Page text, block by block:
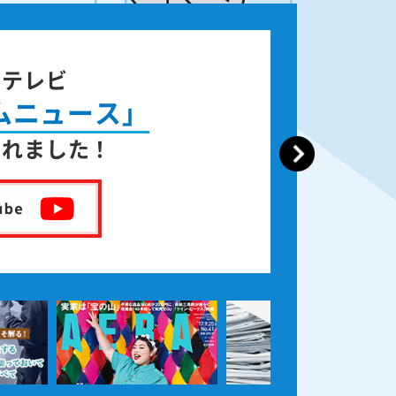
レビ
ュース」
ました！